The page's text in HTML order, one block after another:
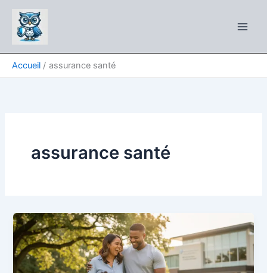
contenu
Accueil assurance santé
assurance santé